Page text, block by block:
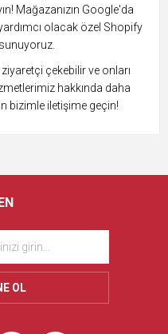
Mağazanızın Google'da
olacak özel Shopify
çekebilir ve onları
hakkında daha
bizimle iletişime geçin!
OL